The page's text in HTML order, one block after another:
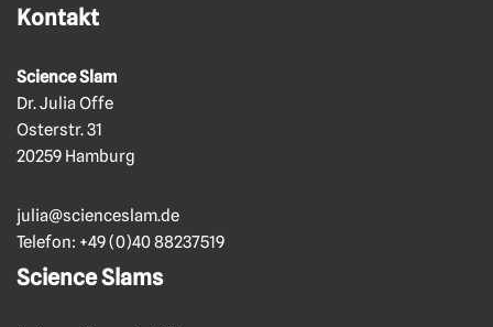
Kontakt
Science Slam
Dr. Julia Offe
Osterstr. 31
20259 Hamburg
julia@scienceslam.de
Telefon: +49 (0)40 88237519
Science Slams